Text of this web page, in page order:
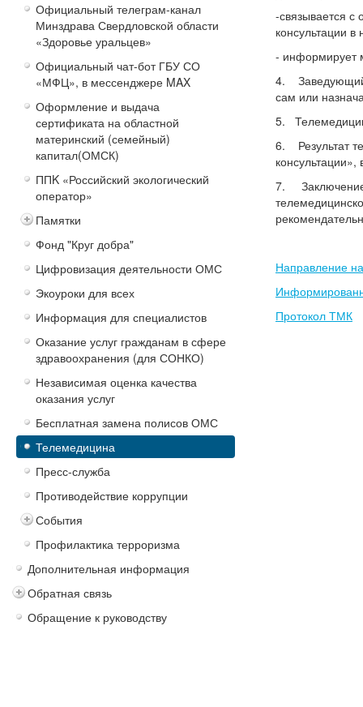
Официальный телеграм-канал
Минздрава Свердловской области
«Здоровье уральцев»
Официальный чат-бот ГБУ СО
«МФЦ», в мессенджере MAX
Оформление и выдача
сертификата на областной
материнский (семейный)
капитал(ОМСК)
ППK «Российский экологический
оператор»
Памятки
Фонд "Круг добра"
Цифровизация деятельности ОМС
Экоуроки для всех
Информация для специалистов
Оказание услуг гражданам в сфере
здравоохранения (для СОНКО)
Независимая оценка качества
оказания услуг
Бесплатная замена полисов ОМС
Телемедицина
Пресс-служба
Противодействие коррупции
События
Профилактика терроризма
Дополнительная информация
Обратная связь
Обращение к руководству
-связывается с
консультации
- информирует
4. Заведующий
сам или
5.
6. Результат
7. Заключение
Направление
Протокол ТМК